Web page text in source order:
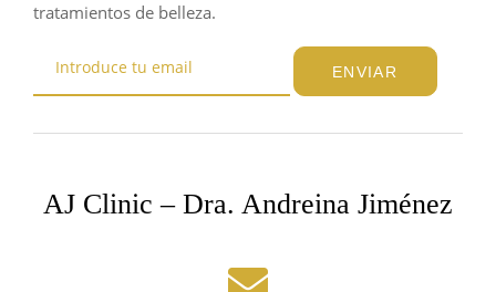
tratamientos de belleza.
ENVIAR
AJ Clinic – Dra. Andreina Jiménez